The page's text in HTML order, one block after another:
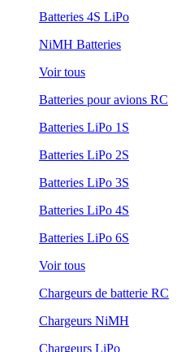
Batteries 4S LiPo
NiMH Batteries
Voir tous
Batteries pour avions RC
Batteries LiPo 1S
Batteries LiPo 2S
Batteries LiPo 3S
Batteries LiPo 4S
Batteries LiPo 6S
Voir tous
Chargeurs de batterie RC
Chargeurs NiMH
Chargeurs LiPo